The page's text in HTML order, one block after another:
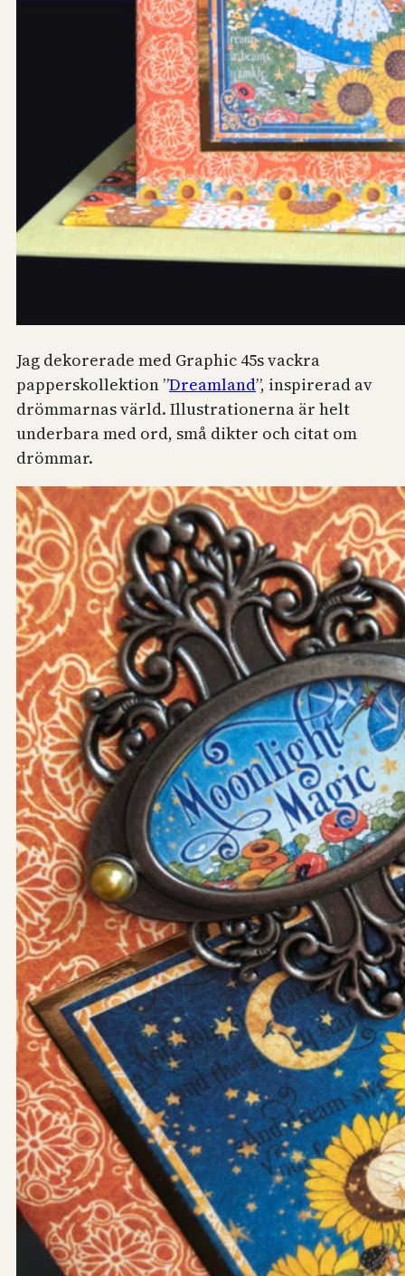
Jag dekorerade med Graphic 45s vackra
papperskollektion ”Dreamland”, inspirerad av
drömmarnas värld. Illustrationerna är helt
underbara med ord, små dikter och citat om
drömmar.